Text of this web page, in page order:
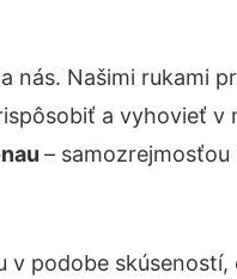
nás. Našimi rukami
a vyhovieť
–
v podobe